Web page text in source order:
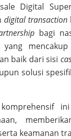
Digital
digital transaction
bagi
baik dari sisi
solusi
keamanan